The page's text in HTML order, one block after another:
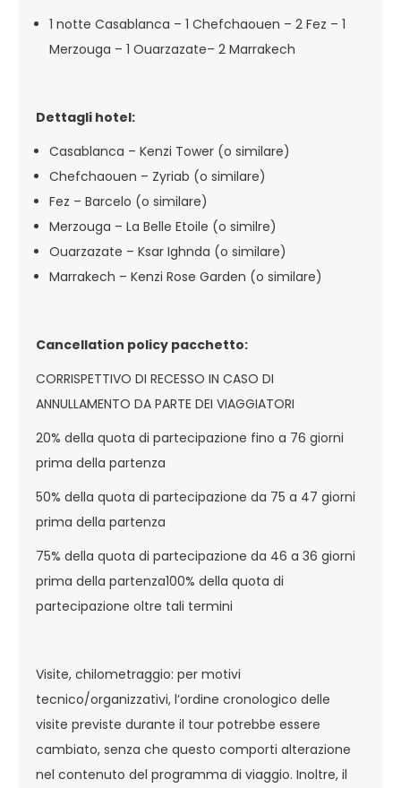
1 notte Casablanca – 1 Chefchaouen – 2 Fez – 1
Merzouga – 1 Ouarzazate– 2 Marrakech
Dettagli hotel:
Casablanca – Kenzi Tower (o similare)
Chefchaouen – Zyriab (o similare)
Fez – Barcelo (o similare)
Merzouga – La Belle Etoile (o similre)
Ouarzazate – Ksar Ighnda (o similare)
Marrakech – Kenzi Rose Garden (o similare)
Cancellation policy pacchetto:
CORRISPETTIVO DI RECESSO IN CASO DI
ANNULLAMENTO DA PARTE DEI VIAGGIATORI
20% della quota di partecipazione fino a 76 giorni
prima della partenza
50% della quota di partecipazione da 75 a 47 giorni
prima della partenza
75% della quota di partecipazione da 46 a 36 giorni
prima della partenza100% della quota di
partecipazione oltre tali termini
Visite, chilometraggio: per motivi
tecnico/organizzativi, l’ordine cronologico delle
visite previste durante il tour potrebbe essere
cambiato, senza che questo comporti alterazione
nel contenuto del programma di viaggio. Inoltre, il